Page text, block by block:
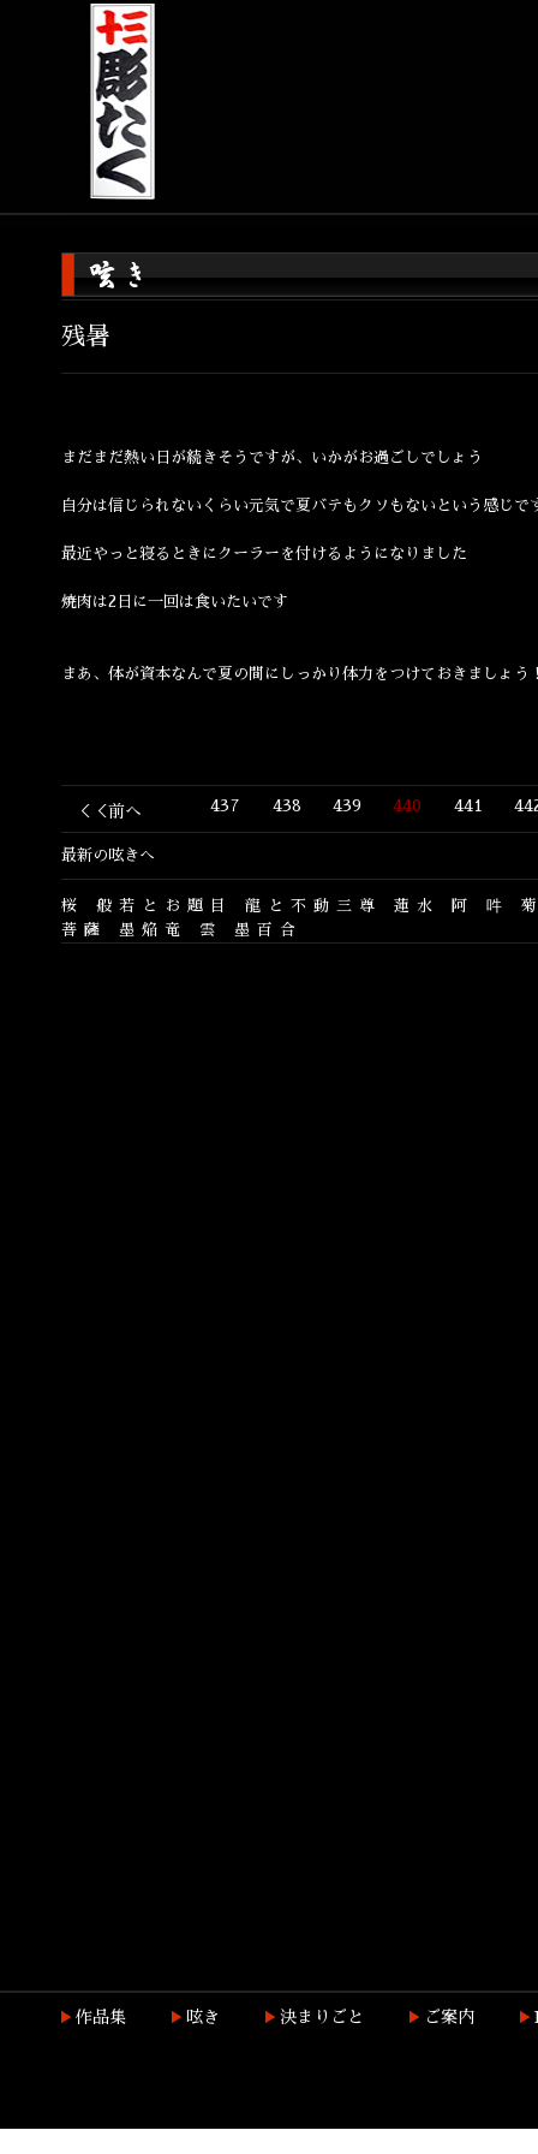
残暑
まだまだ熱い日が続きそうですが、いかがお過ごしでしょう
自分は信じられないくらい元気で夏バテもクソもないという感じで
最近やっと寝るときにクーラーを付けるようになりました
焼肉は2日に一回は食いたいです
まあ、体が資本なんで夏の間にしっかり体力をつけておきましょう
＜＜前へ 437 438 439 440 441
最新の呟きへ
桜 般若とお題目 龍と不動三尊 蓮水 阿 吽
菩薩
墨焔竜 雲 墨百合
作品集 呟き 決まりごと ご案内